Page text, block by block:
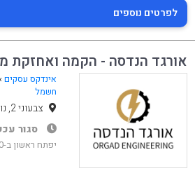
לפרטים נוספים
אורגד הנדסה - הקמה ואחזקת
אינדקס עסקים
חשמל
צבעוני 2, נוף הגליל , נוף הגליל
סגור
יפתח ראשון ב-08:00